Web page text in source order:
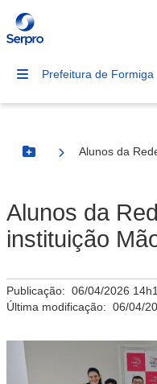
Prefeitura de Formiga
Botão Menu
Alunos da
Alunos da
instituição
Publicação: 06/04/2026
Última modificação: 06/04/